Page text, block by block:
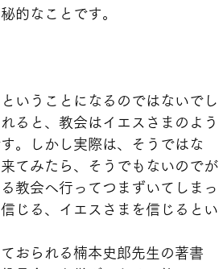
的なことです。
いうことになるのではないでし
ると、教会はイエスさまのよう
。しかし実際は、そうではな
てみたら、そうでもないのでが
教会へ行ってつまずいてしまっ
じる、イエスさまを信じるとい
おられる楠本史郎先生の著書